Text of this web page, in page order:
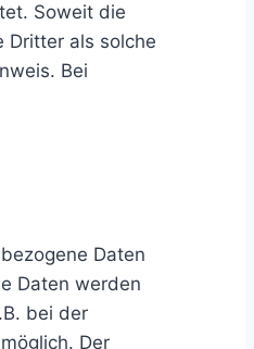
Soweit die
Dritter als solche
Bei
Daten
Daten werden
bei der
Der